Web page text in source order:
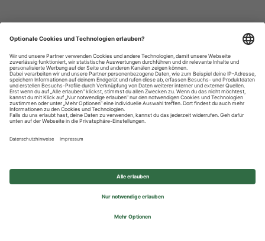
Datenschutzhinweise
Impressum
Privatsphäre-Einstellungen
© 2026 REWE Group - All rights reserved